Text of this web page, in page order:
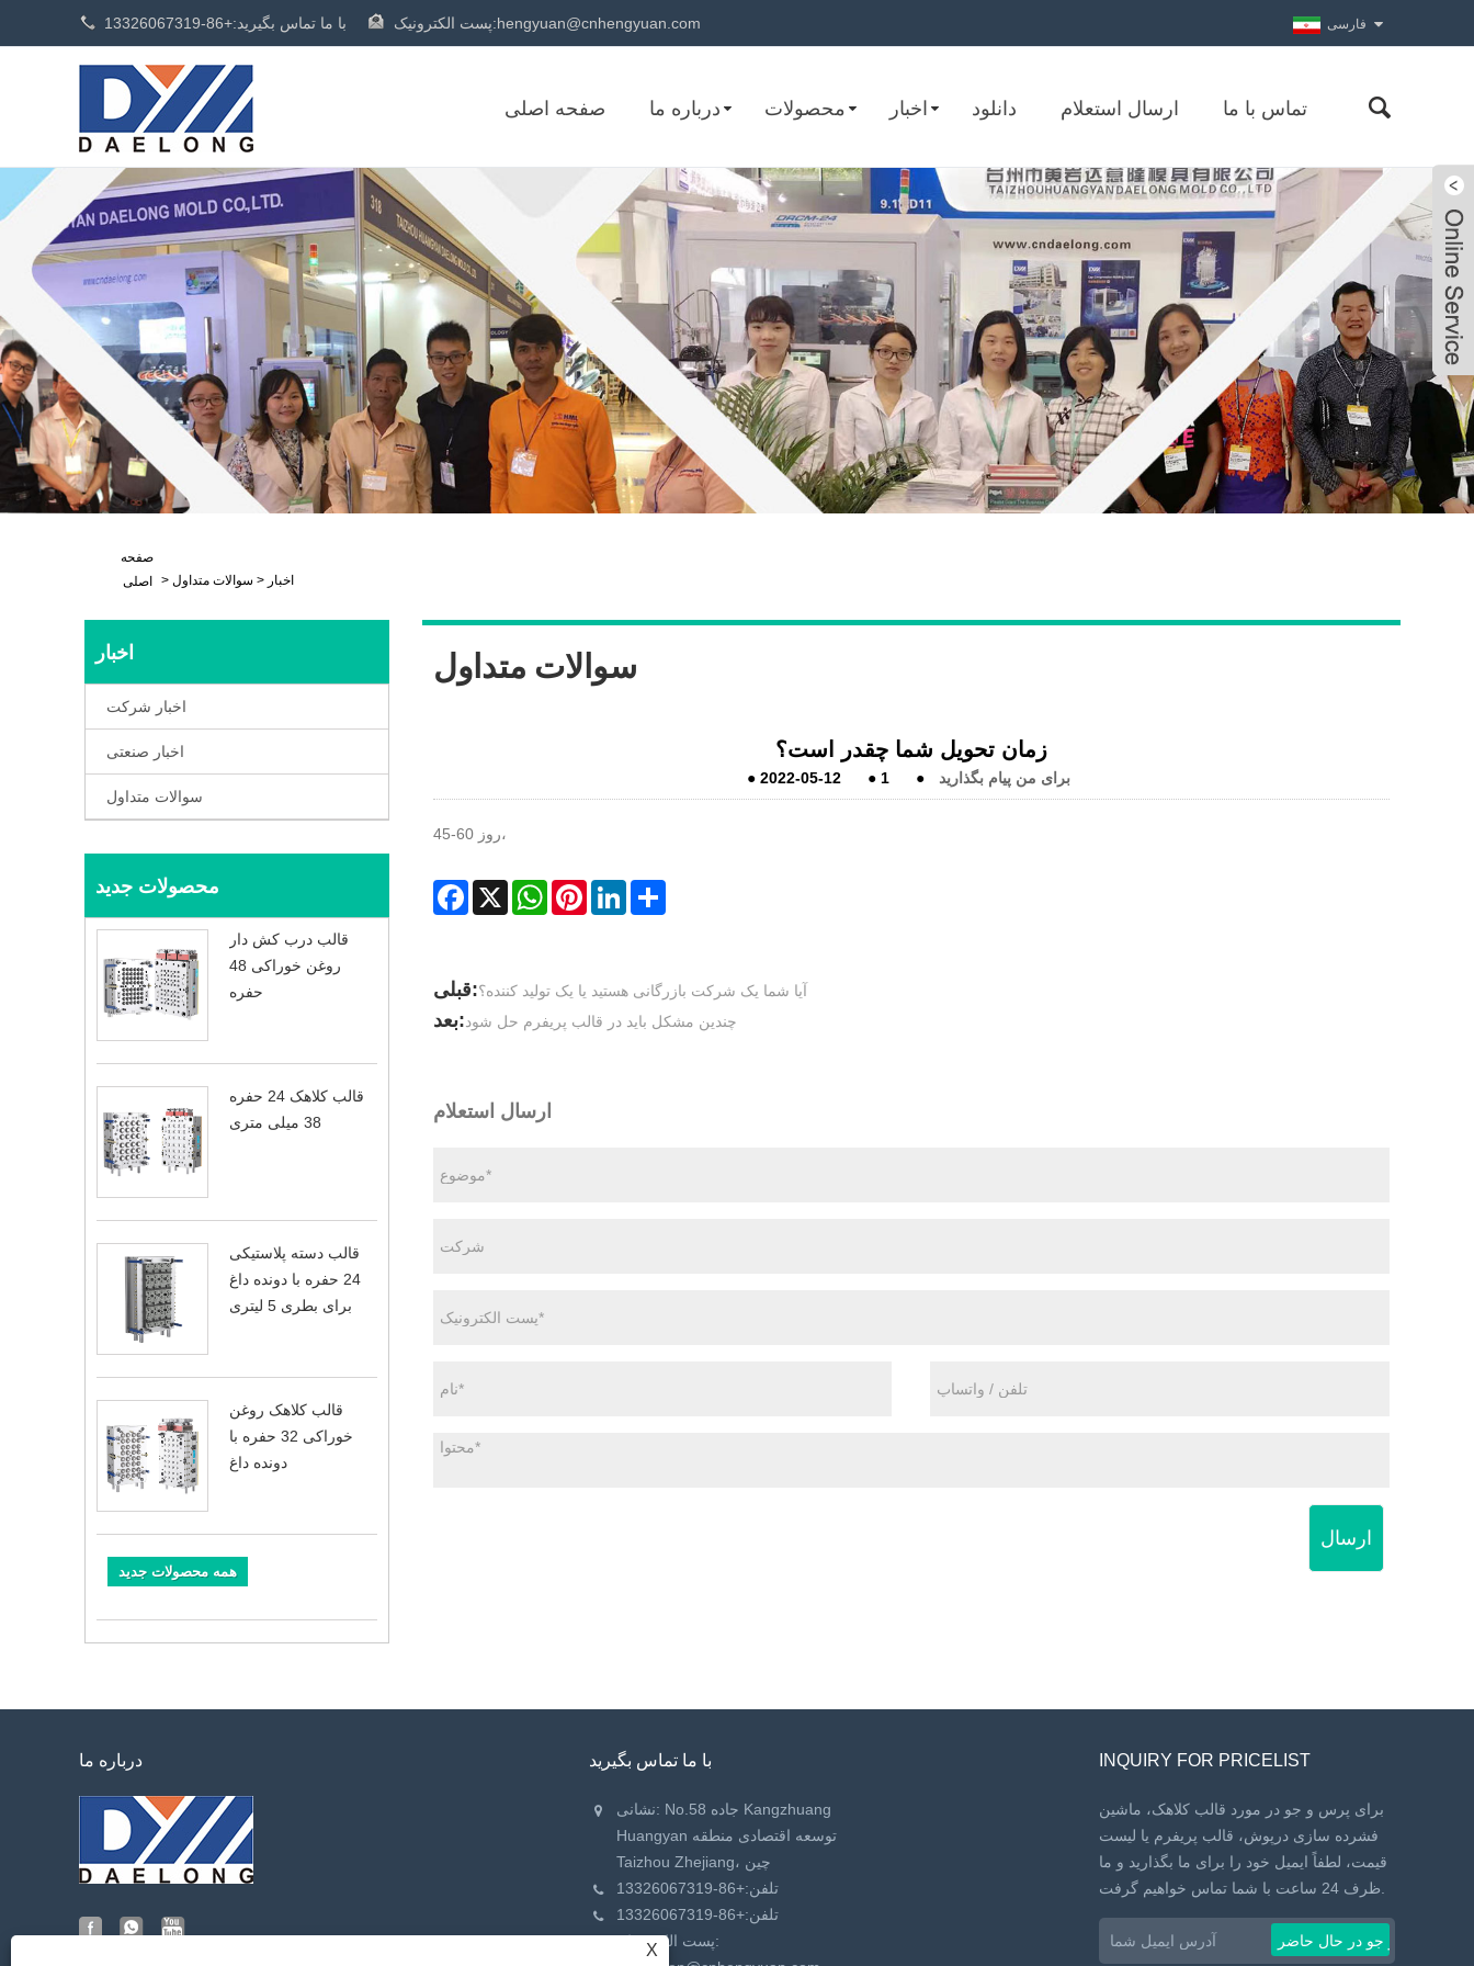
با ما تماس بگیرید:+86-13326067319 پست الکترونیک:hengyuan@cnhengyuan.com فارسی
صفحه اصلی درباره ما محصولات اخبار دانلود ارسال استعلام تماس با ما
صفحه
اصلی
> اخبار > سوالات متداول
اخبار
اخبار شرکت
اخبار صنعتی
سوالات متداول
محصولات جدید
قالب درب کش دار
روغن خوراکی 48
حفره
قالب کلاهک 24 حفره
38 میلی متری
قالب دسته پلاستیکی
24 حفره با دونده داغ
برای بطری 5 لیتری
قالب کلاهک روغن
خوراکی 32 حفره با
دونده داغ
همه محصولات جدید
سوالات متداول
زمان تحویل شما چقدر است؟
●2022-05-12 ● 1 ● برای من پیام بگذارید
45-60 روز،
Facebook
X WhatsAppPinterestLinkedInShare
قبلی:آیا شما یک شرکت بازرگانی هستید یا یک تولید کننده؟
بعد:چندین مشکل باید در قالب پریفرم حل شود
ارسال استعلام
ارسال
درباره ما با ما تماس بگیرید
نشانی: No.58 جاده Kangzhuang
Huangyan توسعه اقتصادی منطقه
Taizhou Zhejiang، چین
تلفن:+86-13326067319
تلفن:+86-13326067319
پست الکترونیک:
INQUIRY FOR PRICELIST
برای پرس و جو در مورد قالب کلاهک، ماشین
فشرده سازی درپوش، قالب پریفرم یا لیست
قیمت، لطفاً ایمیل خود را برای ما بگذارید و ما
X